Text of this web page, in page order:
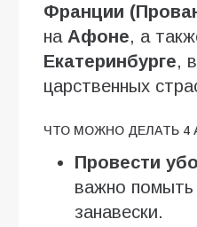
Франции
на Афоне, а
Екатеринбурге,
царственных
ЧТО МОЖНО ДЕЛАТЬ 4
Провести
важно помыть
занавески.